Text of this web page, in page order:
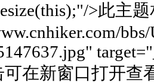
>此主
在新窗口打开查